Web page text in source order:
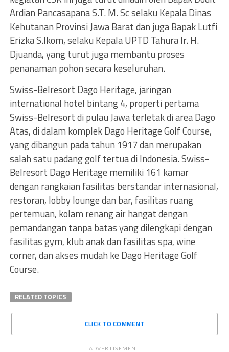
Ardian Pancasapana S.T. M. Sc selaku Kepala Dinas
Kehutanan Provinsi Jawa Barat dan juga Bapak Lutfi
Erizka S.Ikom, selaku Kepala UPTD Tahura Ir. H.
Djuanda, yang turut juga membantu proses
penanaman pohon secara keseluruhan.
Swiss-Belresort Dago Heritage, jaringan
international hotel bintang 4, properti pertama
Swiss-Belresort di pulau Jawa terletak di area Dago
Atas, di dalam komplek Dago Heritage Golf Course,
yang dibangun pada tahun 1917 dan merupakan
salah satu padang golf tertua di Indonesia. Swiss-
Belresort Dago Heritage memiliki 161 kamar
dengan rangkaian fasilitas berstandar internasional,
restoran, lobby lounge dan bar, fasilitas ruang
pertemuan, kolam renang air hangat dengan
pemandangan tanpa batas yang dilengkapi dengan
fasilitas gym, klub anak dan fasilitas spa, wine
corner, dan akses mudah ke Dago Heritage Golf
Course.
RELATED TOPICS
CLICK TO COMMENT
ADVERTISEMENT